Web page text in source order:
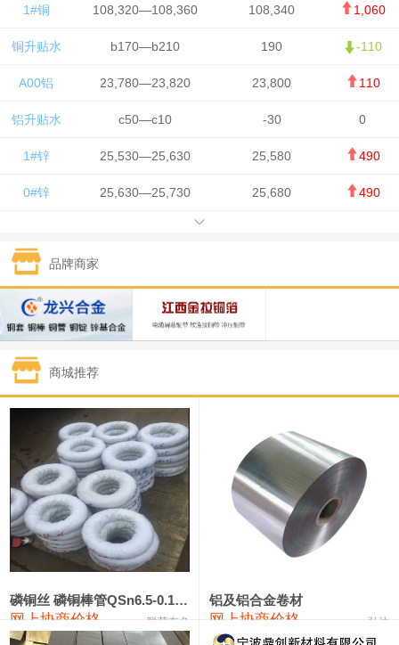
1#铜 108,320—108,360 108,340 1,060
铜升贴水 b170—b210 190 -110
A00铝 23,780—23,820 23,800 110
铝升贴水 c50—c10 -30 0
1#锌 25,530—25,630 25,580 490
0#锌 25,630—25,730 25,680 490
1#锡 434,750—436,750
1#镍 131,200—132,400
1#白银 15,170—15,180 15,175 615
钯金
1#钴 331,000—351,000
88,000—94,000 91,000
2#锑 84,000—90,000 87,000 0
1#镁 17,000—18,000 17,500
1#电解锰(99.7%袋装) 17,900—18,100 18,000
1#电解锰 18,800—19,000 18,900
1#铬 60,000—82,000
品牌商家
商城推荐
磷铜丝 磷铜棒管QSn6.5-0.1 7-0.2 8-0.3
网上协商价格 联荣有色
铝及铝合金卷材
网上协商价格 弘达